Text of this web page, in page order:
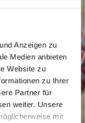
Anzeigen zu
Medien anbieten
Website zu
zu Ihrer
Partner für
weiter. Unsere
mit